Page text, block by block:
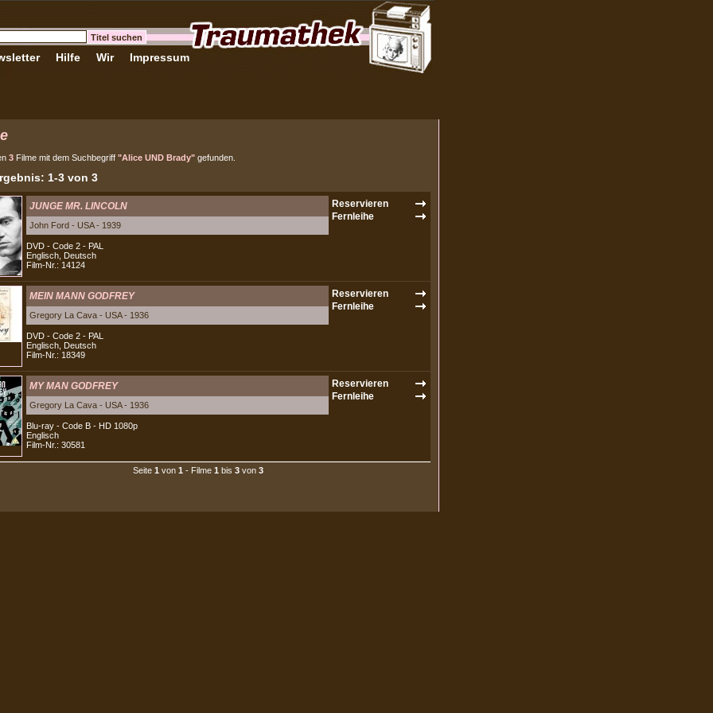
Hilfe Wir Impressum
3 Filme mit dem Suchbegriff "Alice UND Brady" gefunden.
1-3 von 3
JUNGE MR. LINCOLN
John Ford - USA - 1939
DVD - Code 2 - PAL
Englisch, Deutsch
Film-Nr.: 14124
MEIN MANN GODFREY
Gregory La Cava - USA - 1936
DVD - Code 2 - PAL
Englisch, Deutsch
Film-Nr.: 18349
MY MAN GODFREY
Gregory La Cava - USA - 1936
Blu-ray - Code B - HD 1080p
Englisch
Film-Nr.: 30581
Seite 1 von 1 - Filme 1 bis 3von 3